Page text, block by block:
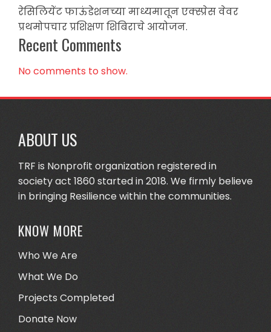
रेसिलियेंट फाऊंडेशनच्या माध्यमातून एक्स्प्रेस वेवर
प्रथमोपचार प्रशिक्षण शिबिराचे आयोजन.
Recent Comments
No comments to show.
ABOUT US
TRF is Nonprofit organization registered in
society act 1860 started in 2018. We firmly believe
in bringing Resilience within the communities.
KNOW MORE
Who We Are
What We Do
Projects Completed
Donate Now